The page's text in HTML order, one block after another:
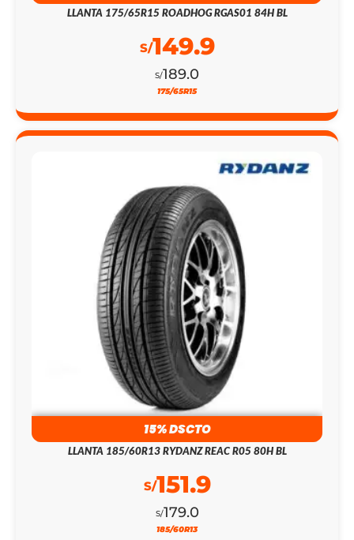
LLANTA 175/65R15 ROADHOG RGAS01 84H BL
S/189.0
S/149.9
175/65R15
15% DSCTO
LLANTA 185/60R13 RYDANZ REAC R05 80H BL
S/179.0
S/151.9
185/60R13